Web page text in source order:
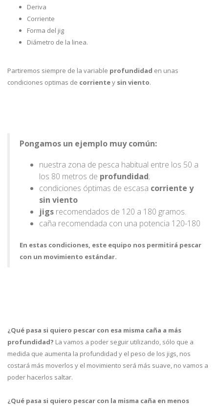
Deriva
Corriente
Forma del jig
Diámetro de la linea.
Partiremos siempre de la variable profundidad en unas
condiciones optimas de corrientey sin viento.
Pongamos un ejemplo muy común:
nuestra zona de pesca habitual entre los 50 a
los 80 metros de profundidad;
condiciones óptimas de escasa corriente y
sin viento
jigs recomendados de 120 a 180 gramos.
caña recomendada con una potencia 120-180
En estas condiciones, este equipo nos permitirá pescar
con un movimiento estándar.
¿Qué pasa si quiero pescar con esa misma caña a más
profundidad? La vamos a poder seguir utilizando, sólo que a
medida que aumenta la profundidad y el peso de los jigs, nos
costará más moverlos y el movimiento será más suave, no vamos a
poder hacerlos saltar.
¿Qué pasa si quiero pescar con la misma caña en menos